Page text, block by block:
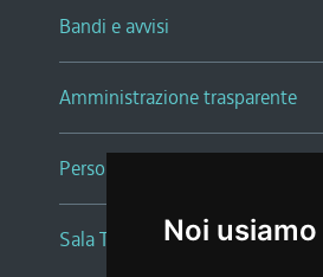
Noi
Bandi e avvisi
Amministrazione trasparente
Persone e Uffici
Sala Tiziano Tessitori